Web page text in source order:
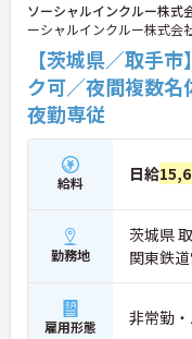
ソーシャルインクルー株式
ーシャルインクルー株式会
【茨城県／取手
ク可／夜間複数
夜勤専従
給料 日給
勤務地
茨城県
関東鉄
雇用形態 非常勤